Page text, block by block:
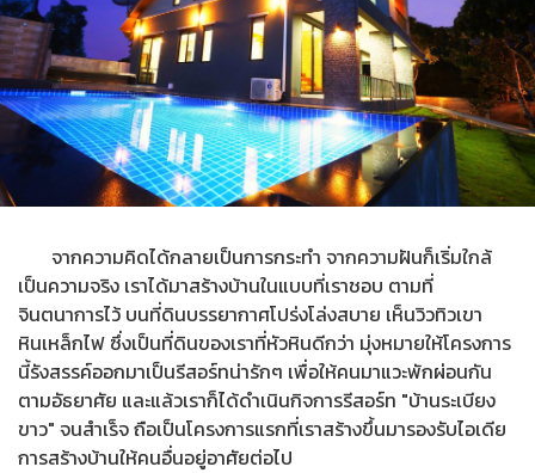
จากความคิดได้กลายเป็นการกระทำ จากความฝันก็เริ่มใกล้
เป็นความจริง เราได้มาสร้างบ้านในแบบที่เราชอบ ตามที่
จินตนาการไว้ บนที่ดินบรรยากาศโปร่งโล่งสบาย เห็นวิวทิวเขา
หินเหล็กไฟ ซึ่งเป็นที่ดินของเราที่หัวหินดีกว่า มุ่งหมายให้โครงการ
นี้รังสรรค์ออกมาเป็นรีสอร์ทน่ารักๆ เพื่อให้คนมาแวะพักผ่อนกัน
ตามอัธยาศัย และแล้วเราก็ได้ดำเนินกิจการรีสอร์ท "บ้านระเบียง
ขาว" จนสำเร็จ ถือเป็นโครงการแรกที่เราสร้างขึ้นมารองรับไอเดีย
การสร้างบ้านให้คนอื่นอยู่อาศัยต่อไป